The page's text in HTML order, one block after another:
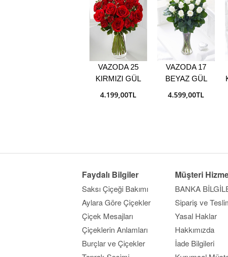
VAZODA 25
KIRMIZI GÜL
4.199,00TL
VAZODA 17
BEYAZ GÜL
4.599,00TL
Faydalı Bilgiler
Saksı Çiçeği Bakımı
Aylara Göre Çiçekler
Çiçek Mesajları
Çiçeklerin Anlamları
Burçlar ve Çiçekler
Müşteri
BANKA
Sipariş ve
Yasal Haklar
Hakkımızda
İade Bilgileri